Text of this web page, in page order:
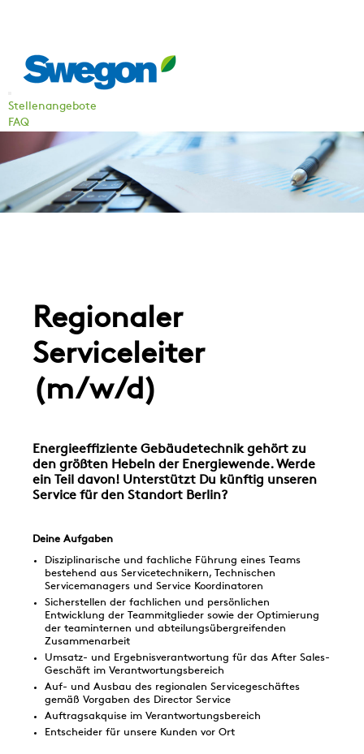
Stellenangebote
FAQ
Regionaler
Serviceleiter
(m/w/d)
Energieeffiziente Gebäudetechnik gehört zu
den größten Hebeln der Energiewende. Werde
ein Teil davon! Unterstützt Du künftig unseren
Service für den Standort Berlin?
Deine Aufgaben
Disziplinarische und fachliche Führung eines Teams
bestehend aus Servicetechnikern, Technischen
Servicemanagers und Service Koordinatoren
Sicherstellen der fachlichen und persönlichen
Entwicklung der Teammitglieder sowie der Optimierung
der teaminternen und abteilungsübergreifenden
Zusammenarbeit
Umsatz- und Ergebnisverantwortung für das After Sales-
Geschäft im Verantwortungsbereich
Auf- und Ausbau des regionalen Servicegeschäftes
gemäß Vorgaben des Director Service
Auftragsakquise im Verantwortungsbereich
Entscheider für unsere Kunden vor Ort